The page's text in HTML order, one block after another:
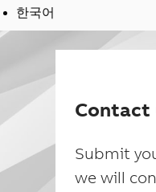
한국어
Contact
Submit
we will